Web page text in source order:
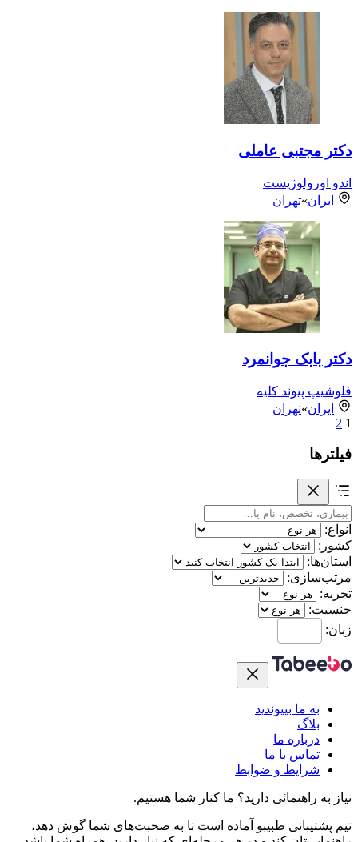
دکتر مجتبی عاملی
اندو اورولوژیست
ایران»تهران
دکتر بابک جوانمرد
فلوشیپ پیوند کلیه
ایران»تهران
1
2
فیلترها
انواع:
کشور:
استان‌ها:
مرتب‌سازی:
تجربه:
جنسیت:
زبان:
به ما بپیوندید
بلاگ
درباره ما
تماس با ما
شرایط و ضوابط
نیاز به راهنمائی دارید؟ ما کنار شما هستیم.
تیم پشتیبانی طبیبو آماده است تا به صحبت‌های شما گوش دهد،